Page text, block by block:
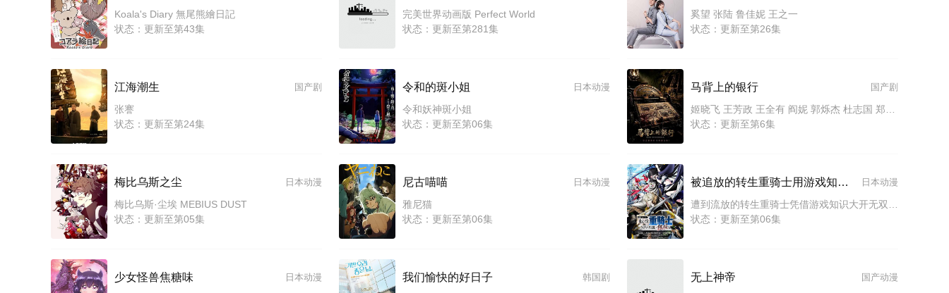
Koala's Diary 無尾熊繪日記
状态：更新至第43集
完美世界动画版 Perfect World
状态：更新至第281集
奚望 张陆 鲁佳妮 王之一
状态：更新至第26集
国产剧
江海潮生
张謇
状态：更新至第24集
日本动漫
令和的斑小姐
令和妖神斑小姐
状态：更新至第06集
国产剧
马背上的银行
状态：更新至第6集
日本动漫
梅比乌斯之尘
梅比乌斯·尘埃 MEBIUS DUST
状态：更新至第05集
日本动漫
尼古喵喵
雅尼猫
状态：更新至第06集
日本动漫
被追放的转生重骑士用游戏知识开无双
状态：更新至第06集
日本动漫
少女怪兽焦糖味 韩国剧
我们愉快的好日子 国产动漫
无上神帝